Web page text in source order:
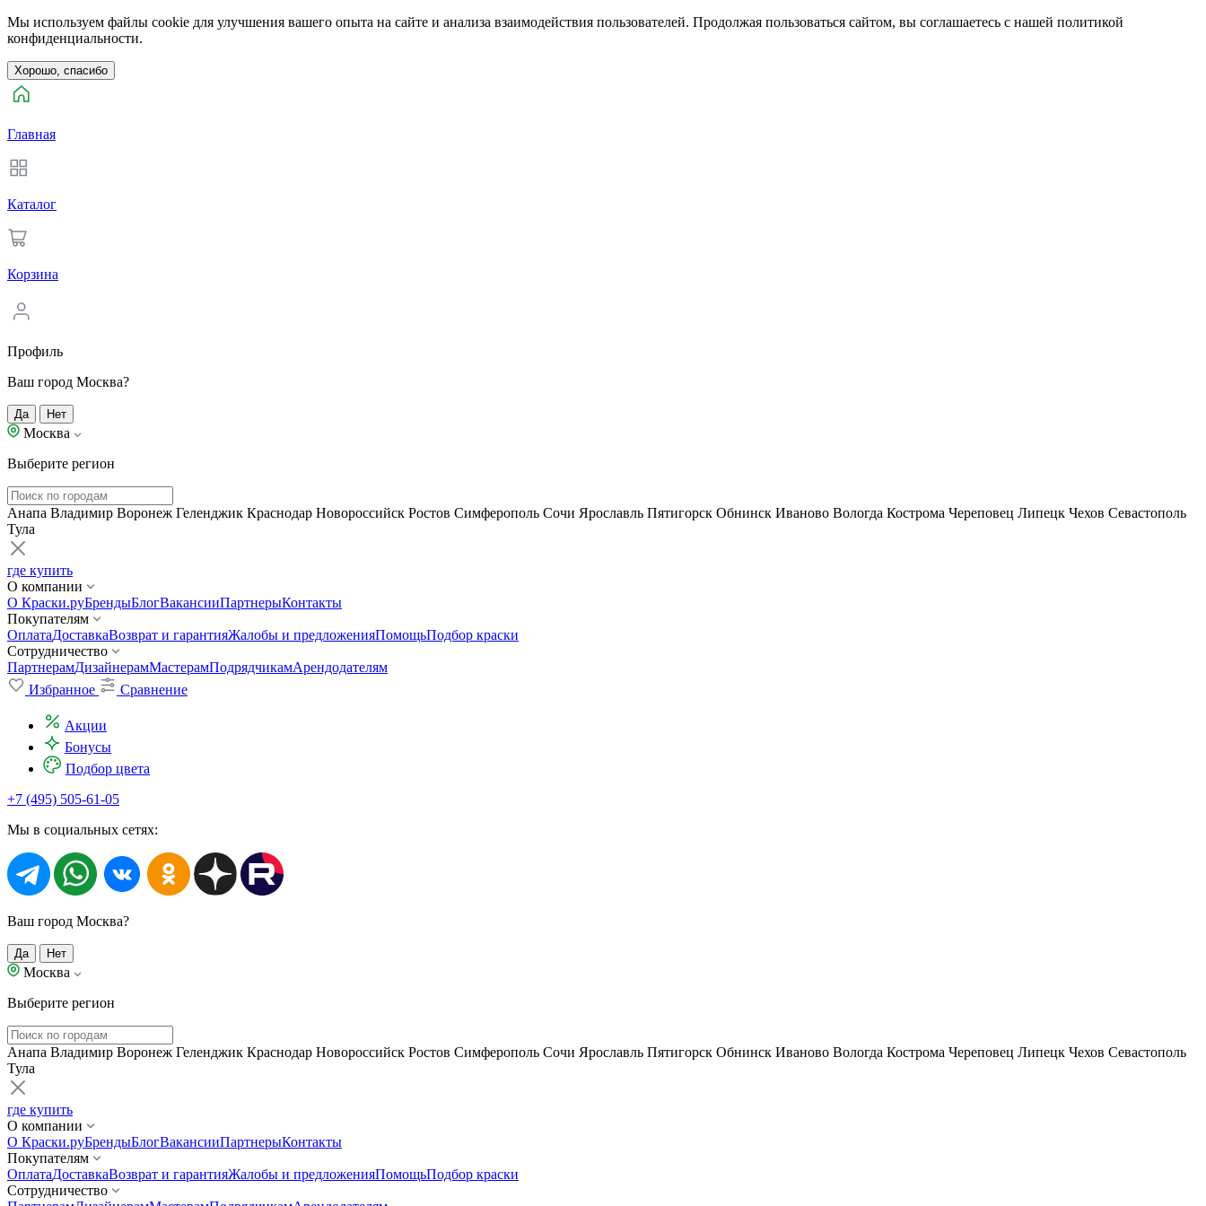
Мы используем файлы cookie для улучшения вашего опыта на сайте и анализа взаимодействия пользователей. Продолжая пользоваться сайтом, вы соглашаетесь с нашей политикой
конфиденциальности.
Хорошо, спасибо
Главная
Каталог
Корзина
Профиль
Ваш город Москва?
Да Нет
Москва
Выберите регион
Анапа Владимир Воронеж Геленджик Краснодар Новороссийск Ростов Симферополь Сочи Ярославль Пятигорск Обнинск Иваново Вологда Кострома Череповец Липецк Чехов Севастополь
Тула
где купить
О компании
О Краски.руБрендыБлогВакансииПартнерыКонтакты
Покупателям
ОплатаДоставкаВозврат и гарантияЖалобы и предложенияПомощьПодбор краски
Сотрудничество
ПартнерамДизайнерамМастерамПодрядчикамАрендодателям
Избранное
Сравнение
Акции
Бонусы
Подбор цвета
+7 (495) 505-61-05
Мы в социальных сетях:
Ваш город Москва?
Да Нет
Москва
Выберите регион
Анапа Владимир Воронеж Геленджик Краснодар Новороссийск Ростов Симферополь Сочи Ярославль Пятигорск Обнинск Иваново Вологда Кострома Череповец Липецк Чехов Севастополь
Тула
где купить
О компании
О Краски.руБрендыБлогВакансииПартнерыКонтакты
Покупателям
ОплатаДоставкаВозврат и гарантияЖалобы и предложенияПомощьПодбор краски
Сотрудничество